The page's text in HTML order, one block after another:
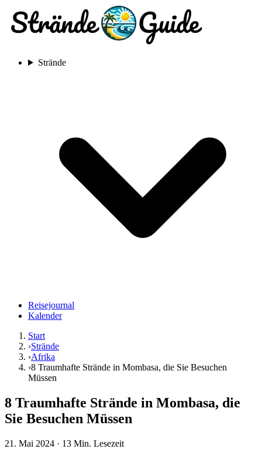
Strände
Reisejournal
Kalender
Start
›Strände
›Afrika
›8 Traumhafte Strände in Mombasa, die Sie Besuchen
Müssen
8 Traumhafte Strände in Mombasa, die
Sie Besuchen Müssen
21. Mai 2024 · 13 Min. Lesezeit